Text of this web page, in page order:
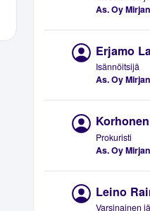
As. Oy
Erjamo
Isännöitsijä
As. Oy
Prokuristi
As. Oy
Leino
Varsinainen